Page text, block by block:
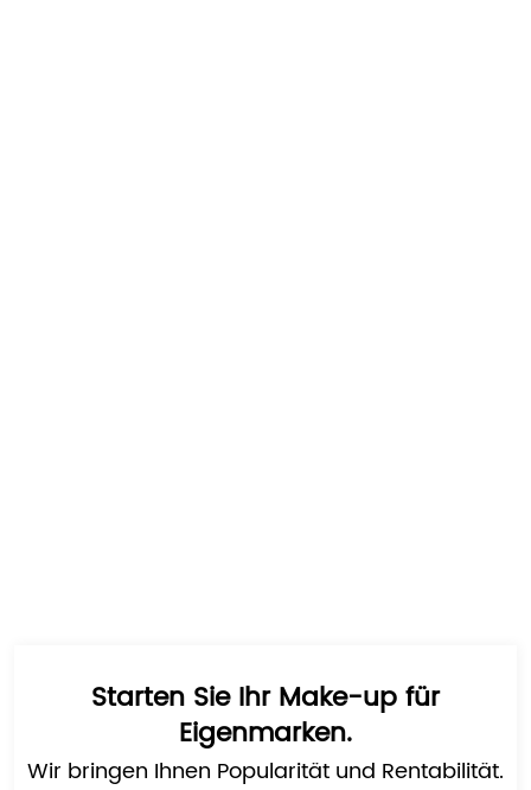
Starten Sie Ihr Make-up für
Eigenmarken.
Wir bringen Ihnen Popularität und Rentabilität.